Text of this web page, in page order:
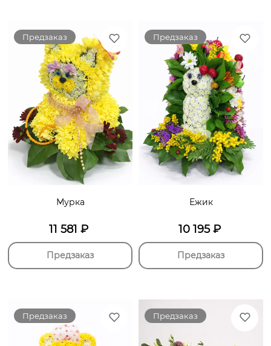
Предзаказ
Мурка
11 581 ₽
Предзаказ
Предзаказ
Ежик
10 195₽
Предзаказ
Предзаказ Предзаказ